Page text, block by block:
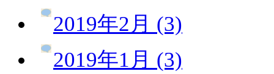
2019年2月 (3)
2019年1月 (3)